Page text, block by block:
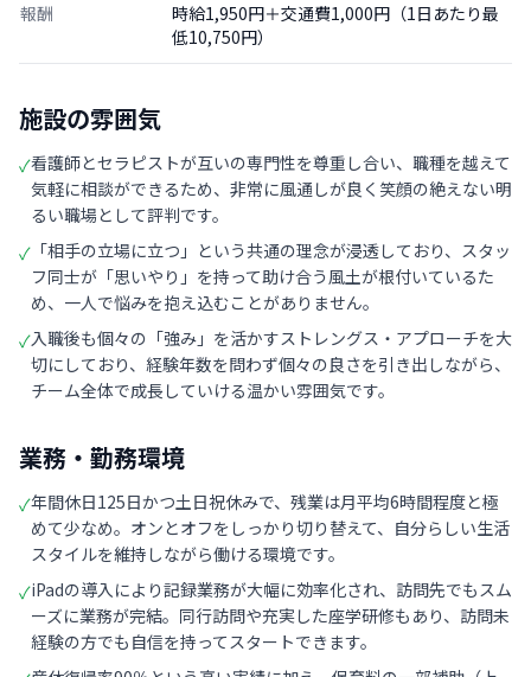
報酬
時給1,950円＋交通費1,000円（1日あたり最
低10,750円）
施設の雰囲気
✓看護師とセラピストが互いの専門性を尊重し合い、職種を越えて
気軽に相談ができるため、非常に風通しが良く笑顔の絶えない明
るい職場として評判です。
✓ 「相手の立場に立つ」という共通の理念が浸透しており、スタッ
フ同士が「思いやり」を持って助け合う風土が根付いているた
め、一人で悩みを抱え込むことがありません。
✓入職後も個々の「強み」を活かすストレングス・アプローチを大
切にしており、経験年数を問わず個々の良さを引き出しながら、
チーム全体で成長していける温かい雰囲気です。
業務・勤務環境
✓年間休日125日かつ土日祝休みで、残業は月平均6時間程度と極
めて少なめ。オンとオフをしっかり切り替えて、自分らしい生活
スタイルを維持しながら働ける環境です。
✓iPadの導入により記録業務が大幅に効率化され、訪問先でもスム
ーズに業務が完結。同行訪問や充実した座学研修もあり、訪問未
経験の方でも自信を持ってスタートできます。